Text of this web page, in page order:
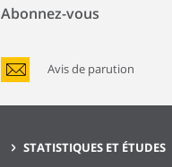
Abonnez-vous
Avis de parution
STATISTIQUES ET ÉTUDES